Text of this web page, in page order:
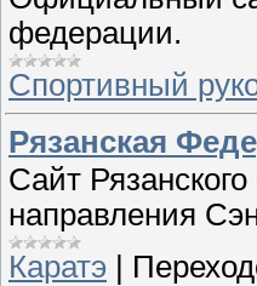
федерации.
Спортивный
Рязанская
Сайт
направления
Каратэ